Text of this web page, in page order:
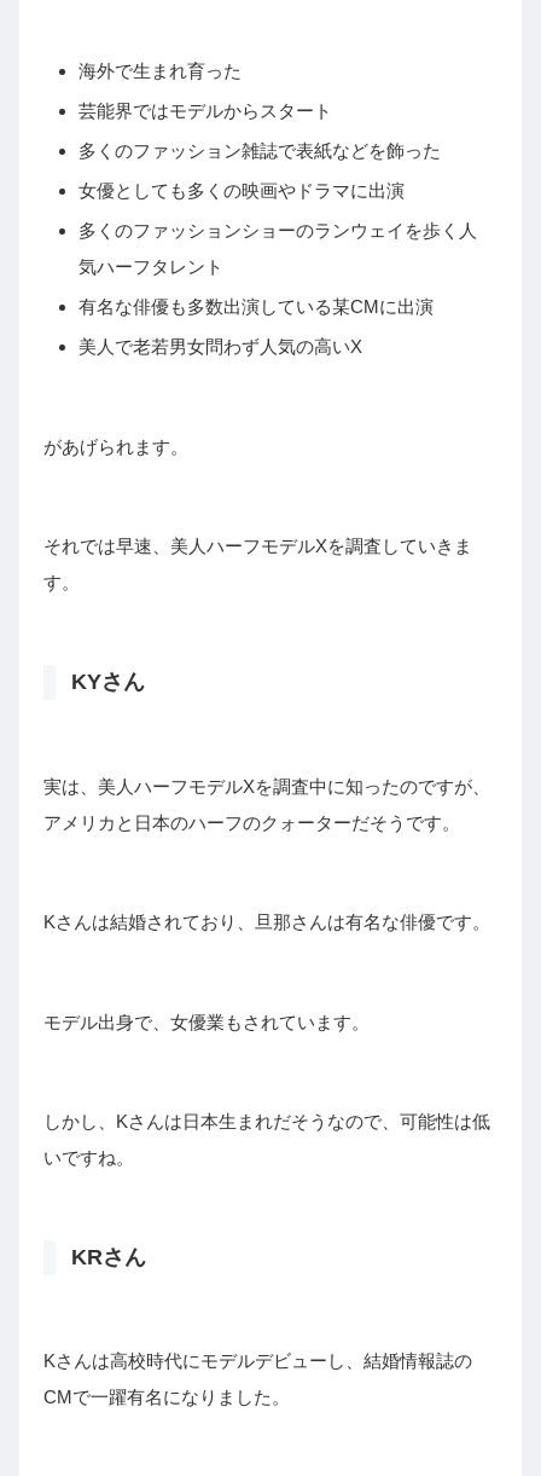
海外で生まれ育った
芸能界ではモデルからスタート
多くのファッション雑誌で表紙などを飾った
女優としても多くの映画やドラマに出演
多くのファッションショーのランウェイを歩く人
気ハーフタレント
有名な俳優も多数出演している某CMに出演
美人で老若男女問わず人気の高いX
があげられます。
それでは早速、美人ハーフモデルXを調査していきま
す。
KYさん
実は、美人ハーフモデルXを調査中に知ったのですが、
アメリカと日本のハーフのクォーターだそうです。
Kさんは結婚されており、旦那さんは有名な俳優です。
モデル出身で、女優業もされています。
しかし、Kさんは日本生まれだそうなので、可能性は低
いですね。
KRさん
Kさんは高校時代にモデルデビューし、結婚情報誌の
CMで一躍有名になりました。